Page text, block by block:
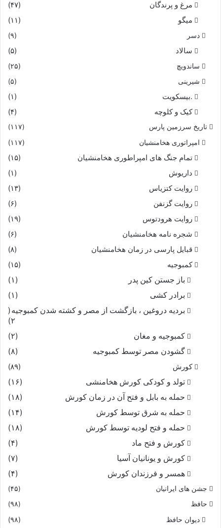
مرغ و پرندگان
(۴۷)
میگو
(۱۱)
دسر (۹)
سالاد (۵)
ساندویچ
(۲۵)
شیرینی
(۵)
.بیسکویت
(۱)
کیک و کلوچه
(۴)
تاریخ سرزمین پارس (۱۱۷)
امپراتوری هخامنشیان (۱۱۷)
تمام جنگ های امپراطوری هخامنشیان
(۱۵)
داریوش
(۱)
روایت کتزیاس
(۱۳)
روایت گزنفن
(۶)
روایت هرودتوس
(۱۹)
شجره نامه هخامنشیان
(۶)
قبایل پارسی در زمان هخامنشیان
(۸)
کمبوجیه
(۱۵)
باز جستن کین پدر
(۱)
برادر کشی
(۱)
بردیه دروغین ، بازگشت از مصر و کشته شدن کمبوجیه (
۲)
کمبوجیه و مغان
(۲)
گشودن مصر توسط کمبوجیه
(۸)
کورش
(۸۹)
تولد و کودکی کورش هخامنشی
(۱۶)
حمله به بابل و فتح آن در زمان کورش
(۱۸)
حمله به شرق توسط کورش
(۱۴)
حمله و فتح لودیه توسط کورش
(۱۸)
کورش و فتح ماد
(۴)
کورش و یونانیان آسیا
(۷)
همسر و فرزندان کورش
(۴)
جشن های ایرانیان
(۴۵)
حافظ
(۹۸)
دیوان حافظ (۹۸)